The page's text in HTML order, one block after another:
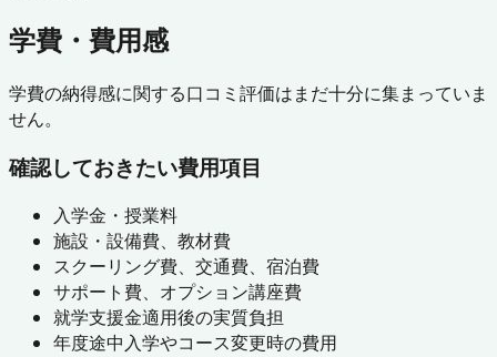
学費・費用感
学費の納得感に関する口コミ評価はまだ十分に集まっていま
せん。
確認しておきたい費用項目
入学金・授業料
施設・設備費、教材費
スクーリング費、交通費、宿泊費
サポート費、オプション講座費
就学支援金適用後の実質負担
年度途中入学やコース変更時の費用